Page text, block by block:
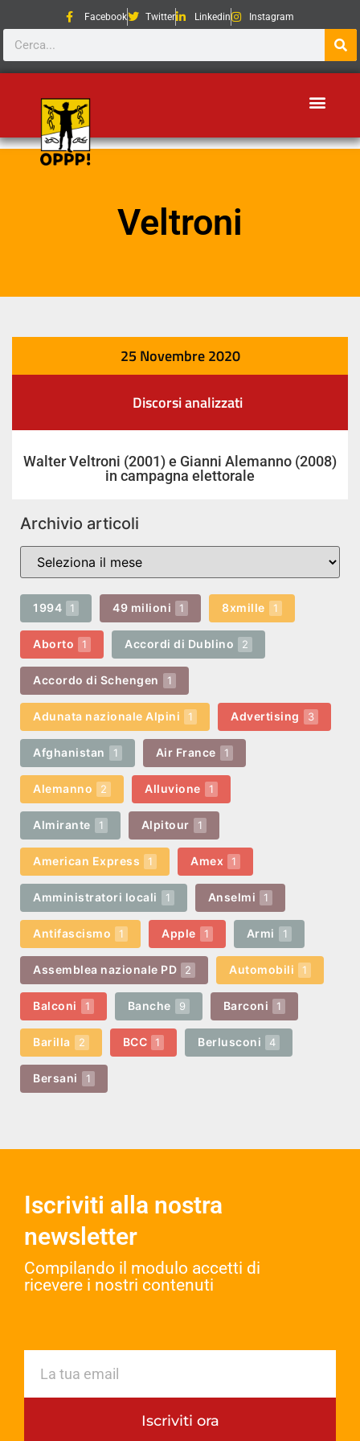
Facebook Twitter Linkedin Instagram
Veltroni
25 Novembre 2020
Discorsi analizzati
Walter Veltroni (2001) e Gianni Alemanno (2008)
in campagna elettorale
Archivio articoli
1994 1 49 milioni 1 8xmille 1
Aborto 1 Accordi di Dublino 2
Accordo di Schengen 1
Adunata nazionale Alpini 1 Advertising 3
Afghanistan 1 Air France 1
Alemanno 2 Alluvione 1
Almirante 1 Alpitour 1
American Express 1 Amex 1
Amministratori locali 1 Anselmi 1
Antifascismo 1 Apple 1 Armi 1
Assemblea nazionale PD 2 Automobili 1
Balconi 1 Banche 9 Barconi 1
Barilla 2 BCC 1 Berlusconi 4
Bersani 1
Iscriviti alla nostra
newsletter
Compilando il modulo accetti di
ricevere i nostri contenuti​
Iscriviti ora